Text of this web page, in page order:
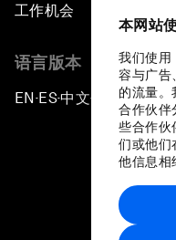
本网站
我们使用
容与广告
的流量。
合作伙伴
些合作伙
们或他们
他信息相
工作机会
语言版本
EN ▪ ES▪中文▪ 日本語